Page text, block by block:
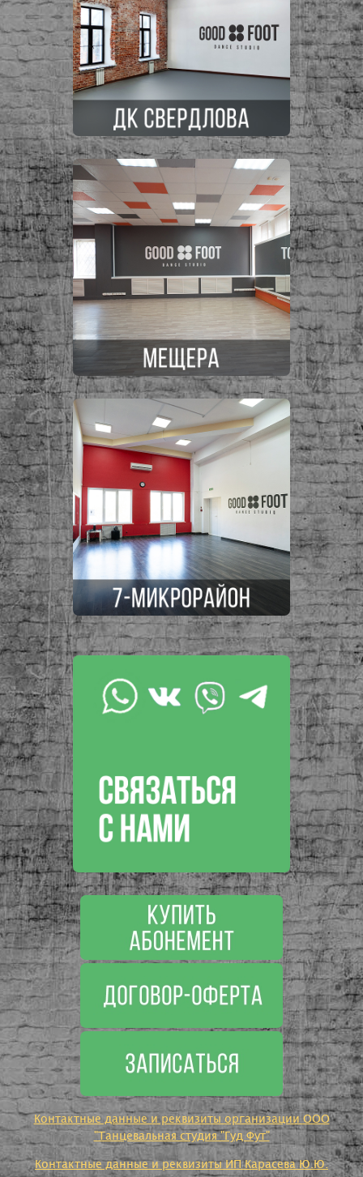
Контактные данные и реквизиты организации ООО
"Танцевальная студия "Гуд Фут"
Контактные данные и реквизиты ИП Карасева Ю.Ю.